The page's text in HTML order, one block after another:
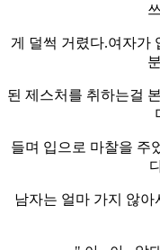
게 덜썩 거렸다.여자가
된 제스처를 취하는걸
들며 입으로 마찰을 주
남자는 얼마 가지 않아